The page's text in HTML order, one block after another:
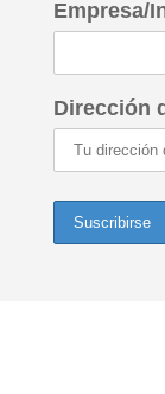
Empresa/
Dirección